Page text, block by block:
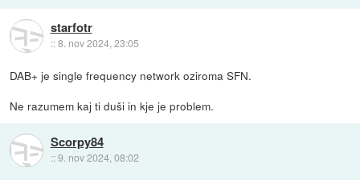
starfotr
::8. nov 2024, 23:05
DAB+ je single frequency network oziroma SFN.
Ne razumem kaj ti duši in kje je problem.
Scorpy84
::9. nov 2024, 08:02